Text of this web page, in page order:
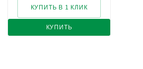
КУПИТЬ
КУПИТЬ В 1 КЛИК